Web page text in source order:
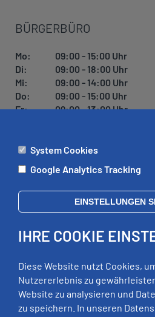
BÜRGERBÜRO
Mo:
09:00 - 15:00 Uhr
Di:
09:00 - 18:00 Uhr
Mi:
09:00 - 14:00 Uhr
Do:
09:00 - 15:00 Uhr
Fr:
09:00 - 13:00 Uhr
ÄMTER
Di:
09:00 - 12:00 Uhr,
Mi:
geschlossen
Fr:
09:00 - 12:00 Uhr
RECHTLICHES
System Cookies
Google Analytics Tracking
EINSTELLUNGEN
IHRE COOKIE
Diese Website nutzt Cookies,
Nutzererlebnis zu
Website zu analysieren und
zu speichern. In unseren